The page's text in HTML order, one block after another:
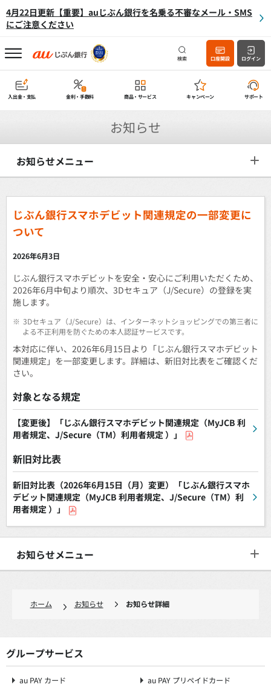
4月22日更新【重要】auじぶん銀行を名乗る不審なメール・SMS
にご注意ください
検索 口座開設 ログイン
入出金・支払 金利・手数料 商品・サービス キャンペーン サポート
お知らせ
お知らせメニュー
じぶん銀行スマホデビット関連規定の一部変更に
ついて
2026年6月3日
じぶん銀行スマホデビットを安全・安心にご利用いただくため、
2026年6月中旬より順次、3Dセキュア（J/Secure）の登録を実
施します。
※ 3Dセキュア（J/Secure）は、インターネットショッピングでの第三者に
よる不正利用を防ぐための本人認証サービスです。
本対応に伴い、2026年6月15日より「じぶん銀行スマホデビット
関連規定」を一部変更します。詳細は、新旧対比表をご確認くだ
さい。
対象となる規定
【変更後】「じぶん銀行スマホデビット関連規定（MyJCB 利
用者規定、J/Secure（TM）利用者規定 ）」
新旧対比表
新旧対比表（2026年6月15日（月）変更）「じぶん銀行スマホ
デビット関連規定（MyJCB 利用者規定、J/Secure（TM）利
用者規定 ）」
お知らせメニュー
ホーム お知らせ お知らせ詳細
グループサービス
au PAY カード au PAY プリペイドカード